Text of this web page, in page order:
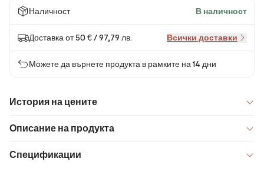
Наличност В наличност
Доставка от 50 € / 97,79 лв. Всички доставки
Можете да върнете продукта в рамките на 14 дни
История на цените
Описание на продукта
Спецификации